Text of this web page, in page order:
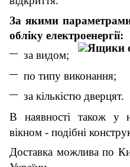
За якими
обліку електроенергії:
за видом;
по типу виконання;
за кількістю дверцят.
В наявності також у
вікном - подібні
Доставка можлива по